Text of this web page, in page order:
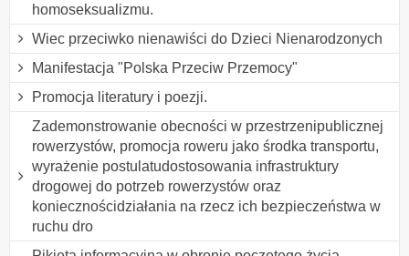
homoseksualizmu.
Wiec przeciwko nienawiści do Dzieci Nienarodzonych
Manifestacja "Polska Przeciw Przemocy"
Promocja literatury i poezji.
Zademonstrowanie obecności w przestrzenipublicznej
rowerzystów, promocja roweru jako środka transportu,
wyrażenie postulatudostosowania infrastruktury
drogowej do potrzeb rowerzystów oraz
koniecznościdziałania na rzecz ich bezpieczeństwa w
ruchu dro